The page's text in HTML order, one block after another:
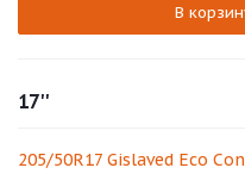
В
17''
205/50R17 Gislaved Eco